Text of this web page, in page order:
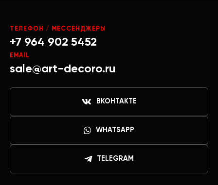
ТЕЛЕФОН / МЕССЕНДЖЕРЫ
+7 964 902 5452
EMAIL
sale@art-decoro.ru
ВКОНТАКТЕ
WHATSAPP
TELEGRAM